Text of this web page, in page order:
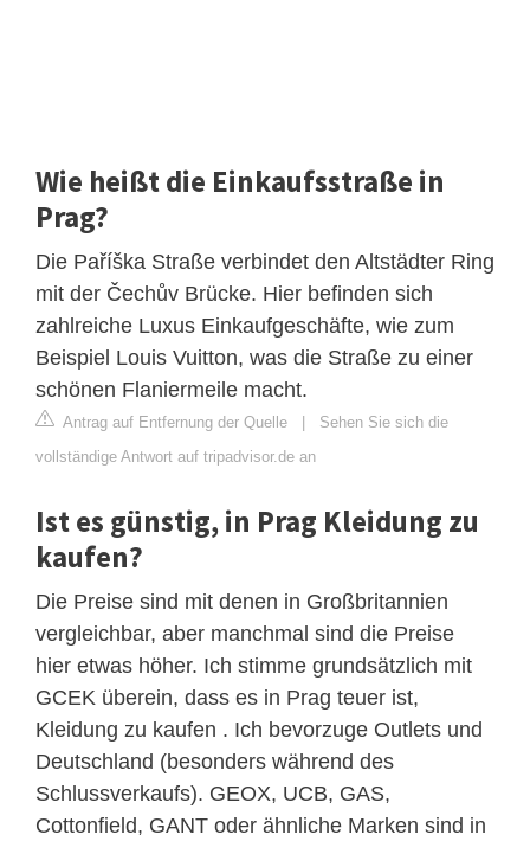
Wie heißt die Einkaufsstraße in
Prag?
Die Paříška Straße verbindet den Altstädter Ring
mit der Čechův Brücke. Hier befinden sich
zahlreiche Luxus Einkaufgeschäfte, wie zum
Beispiel Louis Vuitton, was die Straße zu einer
schönen Flaniermeile macht.
Antrag auf Entfernung der Quelle
Sehen Sie sich die
vollständige Antwort auf tripadvisor.de an
Ist es günstig, in Prag Kleidung zu
kaufen?
Die Preise sind mit denen in Großbritannien
vergleichbar, aber manchmal sind die Preise
hier etwas höher. Ich stimme grundsätzlich mit
GCEK überein, dass es in Prag teuer ist,
Kleidung zu kaufen . Ich bevorzuge Outlets und
Deutschland (besonders während des
Schlussverkaufs). GEOX, UCB, GAS,
Cottonfield, GANT oder ähnliche Marken sind in